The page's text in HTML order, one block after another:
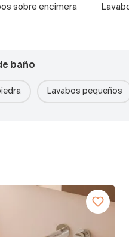
sobre encimera
baño
Lavabos pequeños